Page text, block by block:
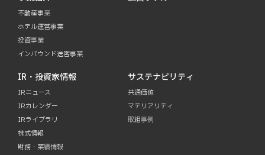
不動産事業
ホテル運営事業
投資事業
インバウンド送客事業
IR・投資家情報
IRニュース
IRカレンダー
IRライブラリ
株式情報
財務・業績情報
サステナビリティ
共通価値
マテリアリティ
取組事例